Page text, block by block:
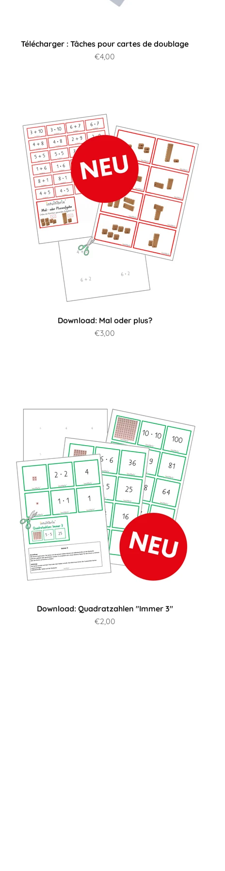
Télécharger : Tâches pour cartes de doublage
Prix de vente
€4,00
Download: Mal oder plus?
Prix de vente
€3,00
Download: Quadratzahlen "Immer 3"
Prix de vente
€2,00